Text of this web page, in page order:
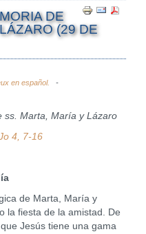
DE
(29 DE
en español.
ss. Marta, María y Lázaro
4, 7-16
de Marta, María y
la fiesta de la amistad. De
Jesús tiene una gama